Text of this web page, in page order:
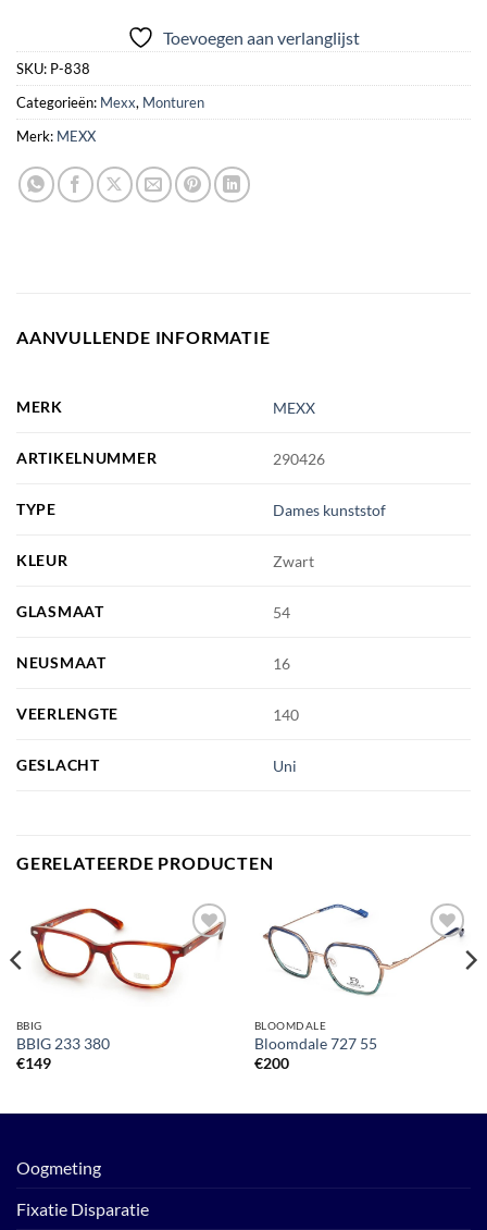
Toevoegen aan verlanglijst
SKU: P-838
Categorieën: Mexx, Monturen
Merk: MEXX
AANVULLENDE INFORMATIE
MERK MEXX
ARTIKELNUMMER 290426
TYPE Dames kunststof
KLEUR Zwart
GLASMAAT 54
NEUSMAAT 16
VEERLENGTE 140
GESLACHT Uni
GERELATEERDE PRODUCTEN
Toevoegen
verlanglijst
BBIG
BBIG 233 380
€149
Toevoegen
BLOOMDALE
Bloomdale 727 55
€200
Oogmeting
Fixatie Disparatie